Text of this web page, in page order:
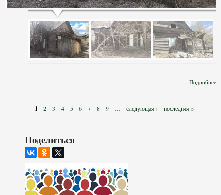
Подробнее
Страницы
1 2 3 4 5 6 7 8 9 … следующая › последняя »
Поделиться